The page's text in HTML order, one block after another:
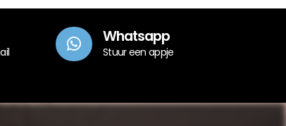
Whatsapp
Stuur een appje